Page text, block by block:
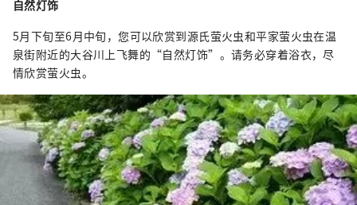
自然灯饰
5月下旬至6月中旬，您可以欣赏到源氏萤火虫和平家萤火虫在温
泉街附近的大谷川上飞舞的“自然灯饰”。请务必穿着浴衣，尽
情欣赏萤火虫。